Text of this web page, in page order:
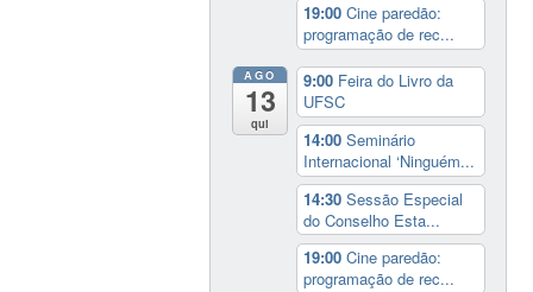
19:00Cine paredão:
programação de rec...
AGO
13
qui
9:00 Feira do Livro da
UFSC
14:00Seminário
Internacional ‘Ninguém...
14:30Sessão Especial
do Conselho Esta...
19:00Cine paredão:
programação de rec...